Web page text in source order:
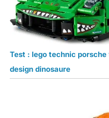
Test : lego technic
design dinosaure